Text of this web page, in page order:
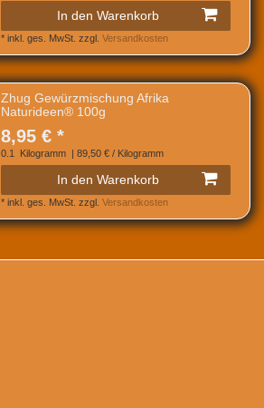
In den Warenkorb
* inkl. ges. MwSt. zzgl. Versandkosten
Zhug Gewürzmischung Afrika
Naturideen® 100g
8,95 € *
0.1 Kilogramm | 89,50 € / Kilogramm
In den Warenkorb
* inkl. ges. MwSt. zzgl. Versandkosten